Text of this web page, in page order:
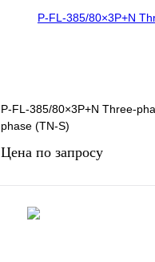
P-FL-385/80×3P+N Three-
phase (TN-S)
Цена по запросу